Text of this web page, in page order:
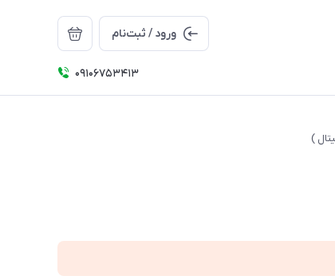
ورود / ثبت‌نام
09106753413
)